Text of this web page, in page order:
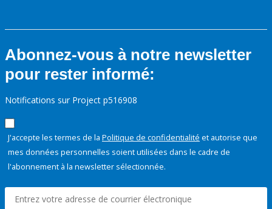
Abonnez-vous à notre newsletter
pour rester informé:
Notifications sur Project p516908
J'accepte les termes de la Politique de confidentialité et autorise que
mes données personnelles soient utilisées dans le cadre de
l'abonnement à la newsletter sélectionnée.